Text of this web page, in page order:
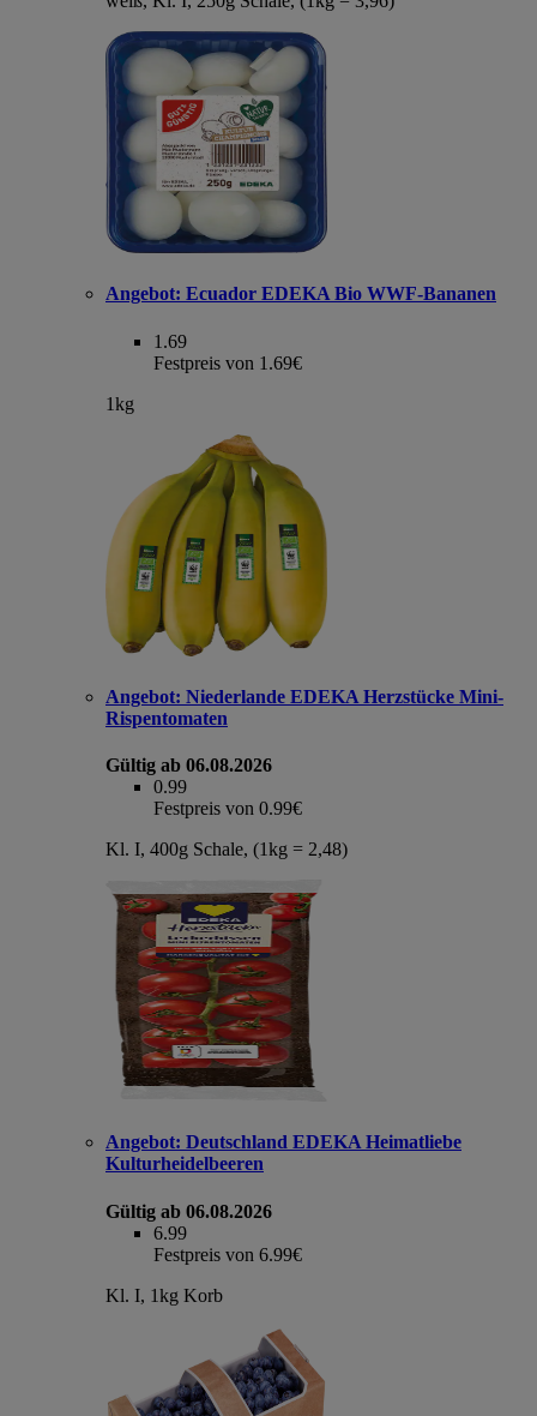
Angebot: Ecuador EDEKA Bio WWF-Bananen
1.69
Festpreis von 1.69€
1kg
Angebot: Niederlande EDEKA Herzstücke Mini-
Rispentomaten
Gültig ab 06.08.2026
0.99
Festpreis von 0.99€
Kl. I, 400g Schale, (1kg = 2,48)
Angebot: Deutschland EDEKA Heimatliebe
Kulturheidelbeeren
Gültig ab 06.08.2026
6.99
Festpreis von 6.99€
Kl. I, 1kg Korb